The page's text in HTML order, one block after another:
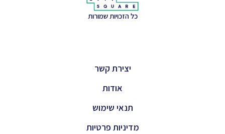
כל הזכויות שמורות
יצירת קשר
אודות
תנאי שימוש
מדיניות פרטיות